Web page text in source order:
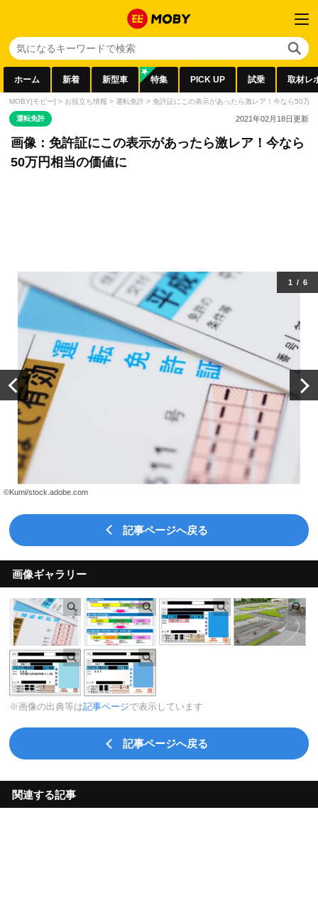
ホーム 新着 新型車 特集 PICK UP 試乗 取材レ
MOBY[モビー] > お役立ち情報 > 運転免許 > 免許証にこの表示があったら激レア！今なら50万
運転免許 2021年02月18日更新
画像：免許証にこの表示があったら激レア！今なら
50万円相当の価値に
©Kumi/stock.adobe.com
1 / 6
記事ページへ戻る
画像ギャラリー
※画像の出典等は記事ページで表示しています
記事ページへ戻る
関連する記事